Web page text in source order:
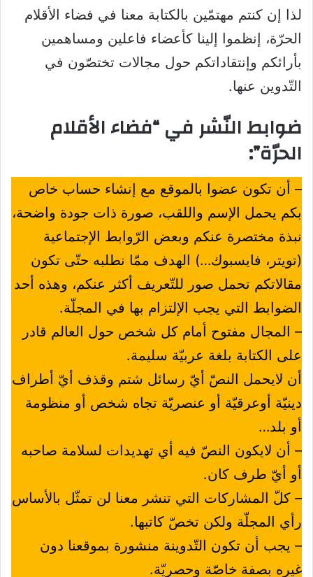
لذا إن كنتم مهتمّين بالكتابة معنا في فضاء الأقلام
الحرّة، إنظموا إلينا كأعضاء فاعلين ومساهمين
بأرائكم وإنتقاداتكم حول مجالات تختصّون في
التّدوين عنها.
ضوابط النّشر في “فضاء الأقلام
الحرّة”:
– أن تكون عضوا بالموقع مع إنشاء حساب خاص
بكم يحمل الإسم واللقب، صورة ذات جودة واضحة،
نبذة مختصرة عنكم وبعض الرّوابط الإجتماعية
(تويتر، فايسبوك…) الهدف ممّا نطلبه حتّى تكون
مقالاتكم تحمل صور للتّعريف أكثر عنكم، وهذه أحد
الضوابط التي يجب الإلتزام بها في المجلّة.
– المجال مفتوح أمام كل شخص حول العالم قادر
على الكتابة بلغة عربيّة سليمة.
أن لايحمل النصّ أيّ رسائل شتم وقذف أيّ أطراف
دينيّة أوعرقيّة أو عنصريّة تجاه شخص أو منظومة
أو بلد…
– أن لايكون النصّ فيه أي تهديدات لسلامة صاحبه
أو أيّ طرف كان.
– كلّ المشاركات التي تنشر معنا لن تمثّل بالأساس
رأي المجلّة ولكن تخصّ كاتبها.
– يجب أن تكون التّدوينة منشورة بموقعنا دون
غيره بصفة خاصّة وحصريّة.